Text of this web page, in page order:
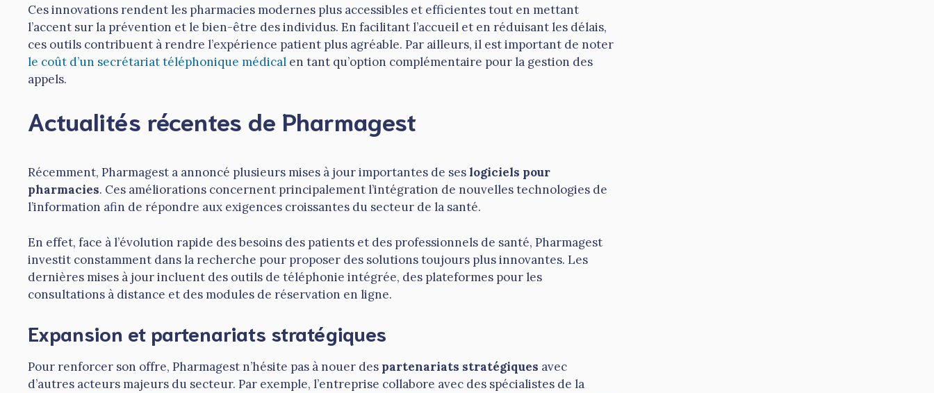
Ces innovations rendent les pharmacies modernes plus accessibles et efficientes tout en mettant
l’accent sur la prévention et le bien-être des individus. En facilitant l’accueil et en réduisant les délais,
ces outils contribuent à rendre l’expérience patient plus agréable. Par ailleurs, il est important de noter
le coût d’un secrétariat téléphonique médical en tant qu’option complémentaire pour la gestion des
appels.
Actualités récentes de Pharmagest
Récemment, Pharmagest a annoncé plusieurs mises à jour importantes de ses logiciels pour
pharmacies. Ces améliorations concernent principalement l’intégration de nouvelles technologies de
l’information afin de répondre aux exigences croissantes du secteur de la santé.
En effet, face à l’évolution rapide des besoins des patients et des professionnels de santé, Pharmagest
investit constamment dans la recherche pour proposer des solutions toujours plus innovantes. Les
dernières mises à jour incluent des outils de téléphonie intégrée, des plateformes pour les
consultations à distance et des modules de réservation en ligne.
Expansion et partenariats stratégiques
Pour renforcer son offre, Pharmagest n’hésite pas à nouer des partenariats stratégiques avec
d’autres acteurs majeurs du secteur. Par exemple, l’entreprise collabore avec des spécialistes de la